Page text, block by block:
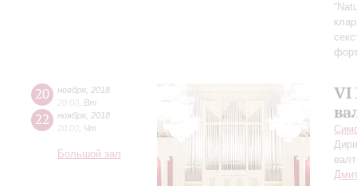
20 ноября 2018
20:00 Вт
22 ноября 2018
20:00 Чт
Большой зал
VI